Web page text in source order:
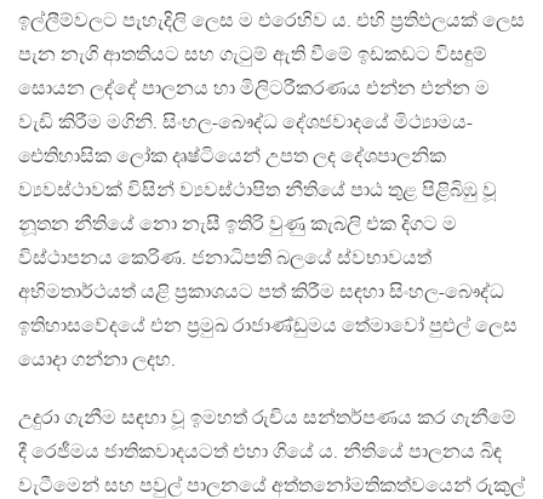
ඉල්ලීම්වලට පැහැදිලි ලෙස ම එරෙහිව ය. එහි ප‍්‍රතිඵලයක් ලෙස
පැන නැගි ආතතියට සහ ගැටුම් ඇති වීමේ ඉඩකඩට විසඳුම්
සොයන ලද්දේ පාලනය හා මිලිටරීකරණය එන්න එන්න ම
වැඩි කිරීම මගිනි. සිංහල-බෞද්ධ දේශජවාදයේ මිථ්‍යාමය-
ඓතිහාසික ලෝක දෘෂ්ටියෙන් උපත ලද දේශපාලනික
ව්‍යවස්ථාවක් විසින් ව්‍යවස්ථාපිත නීතියේ පාඨ තුළ පිළිබිඹු වූ
නූතන නීතියේ නො නැසී ඉතිරි වුණු කැබලි එක දිගට ම
විස්ථාපනය කෙරිණ. ජනාධිපති බලයේ ස්වභාවයත්
අභිමතාර්ථයත් යළි ප‍්‍රකාශයට පත් කිරීම සඳහා සිංහල-බෞද්ධ
ඉතිහාසවේදයේ එන ප‍්‍රමුඛ රාජාණ්ඩුමය තේමාවෝ පුළුල් ලෙස
යොදා ගන්නා ලදහ.
උදුරා ගැනීම සඳහා වූ ඉමහත් රුචිය සන්තර්පණය කර ගැනීමේ
දී රෙජීමය ජාතිකවාදයටත් එහා ගියේ ය. නීතියේ පාලනය බිඳ
වැටීමෙන් සහ පවුල් පාලනයේ අත්තනෝමතිකත්වයෙන් රුකුල්